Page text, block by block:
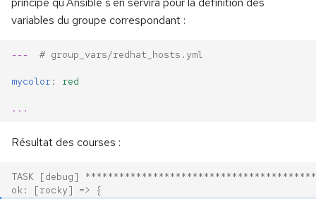
variables du groupe correspondant :
--- # group_vars/redhat_hosts.yml
mycolor: red
...
Résultat des courses :
TASK [debug]
ok: [rocky] => {